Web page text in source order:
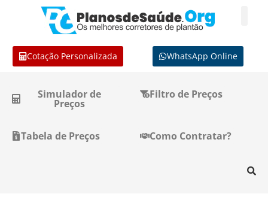
Cotação Personalizada WhatsApp Online
Simulador de
Preços
Filtro de Preços
Tabela de Preços Como Contratar?